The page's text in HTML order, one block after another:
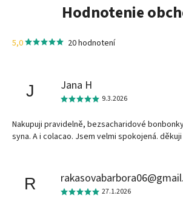
Hodnotenie
5,0 20 hodnotení
J Jana H
9.3.2026
Nakupuji pravidelně, bezsacharidové
syna. A i colacao. Jsem velmi spokojená.
R 27.1.2026